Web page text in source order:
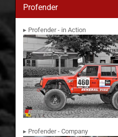
Profender
▸ Profender - in Action
▸ Profender - Company